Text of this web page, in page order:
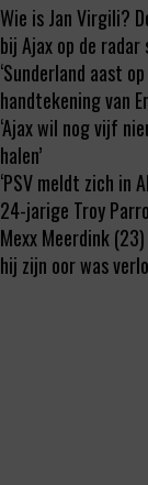
Wie is Jan Virgili?
bij Ajax op de
‘Sunderland aast
handtekening van
‘Ajax wil nog vijf
halen’
‘PSV meldt zich in
24-jarige Troy
Mexx Meerdink
hij zijn oor was